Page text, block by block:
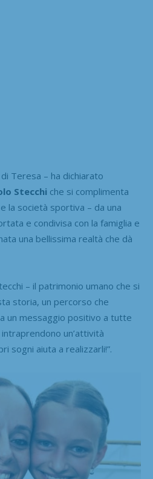
Teresa – ha dichiarato
Stecchi che si complimenta
la società sportiva – da una
e condivisa con la famiglia e
una bellissima realtà che dà
– il patrimonio umano che si
storia, un percorso che
un messaggio positivo a tutte
un’attività
sogni aiuta a realizzarli!”.